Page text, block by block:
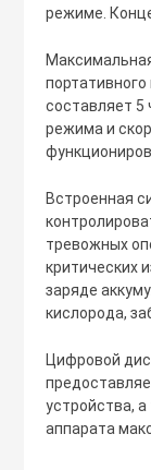
режиме.
составляет 5
режима и
Встроенная
тревожных
критических
заряде
кислорода,
Цифровой
устройства,
аппарата